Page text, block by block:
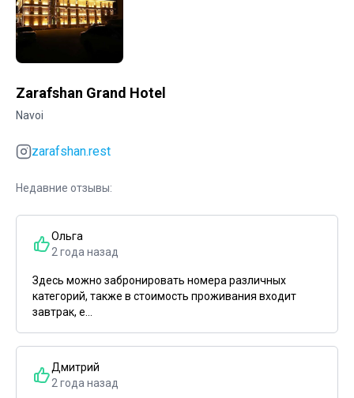
Zarafshan Grand Hotel
Navoi
zarafshan.rest
Недавние отзывы:
Ольга
2 года назад
Здесь можно забронировать номера различных
категорий, также в стоимость проживания входит
завтрак, е...
Дмитрий
2 года назад